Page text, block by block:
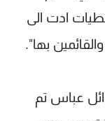
ادت الى
بها".
عباس تم